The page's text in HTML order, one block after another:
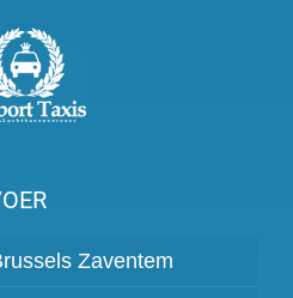
Zaventem